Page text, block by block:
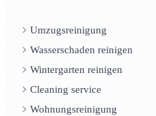
Umzugsreinigung
Wasserschaden reinigen
Wintergarten reinigen
Cleaning service
Wohnungsreinigung